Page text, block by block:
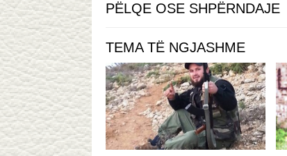
PËLQE OSE SHPËRNDAJE
TEMA TË NGJASHME